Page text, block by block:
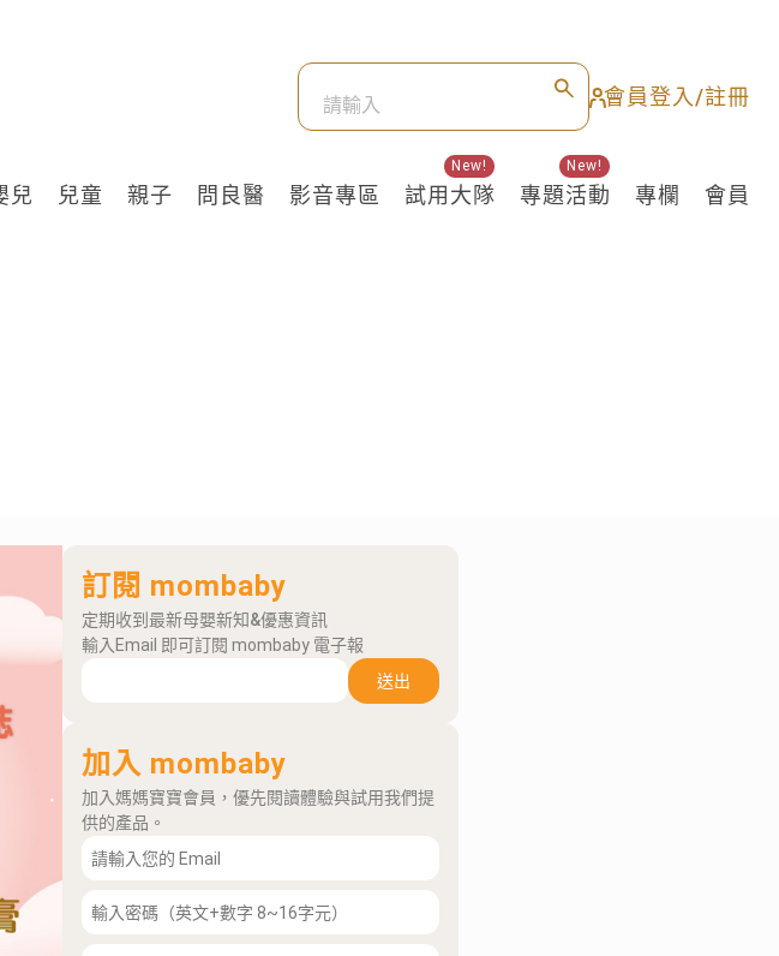
會員登入/註冊
兒 兒童 親子 問良醫 影音專區 試用大隊
New!
專題活動
New!
專欄 會員
訂閱 mombaby
定期收到最新母嬰新知&優惠資訊
輸入Email 即可訂閱 mombaby 電子報
送出
加入 mombaby
加入媽媽寶寶會員，優先閱讀體驗與試用我們提
供的產品。